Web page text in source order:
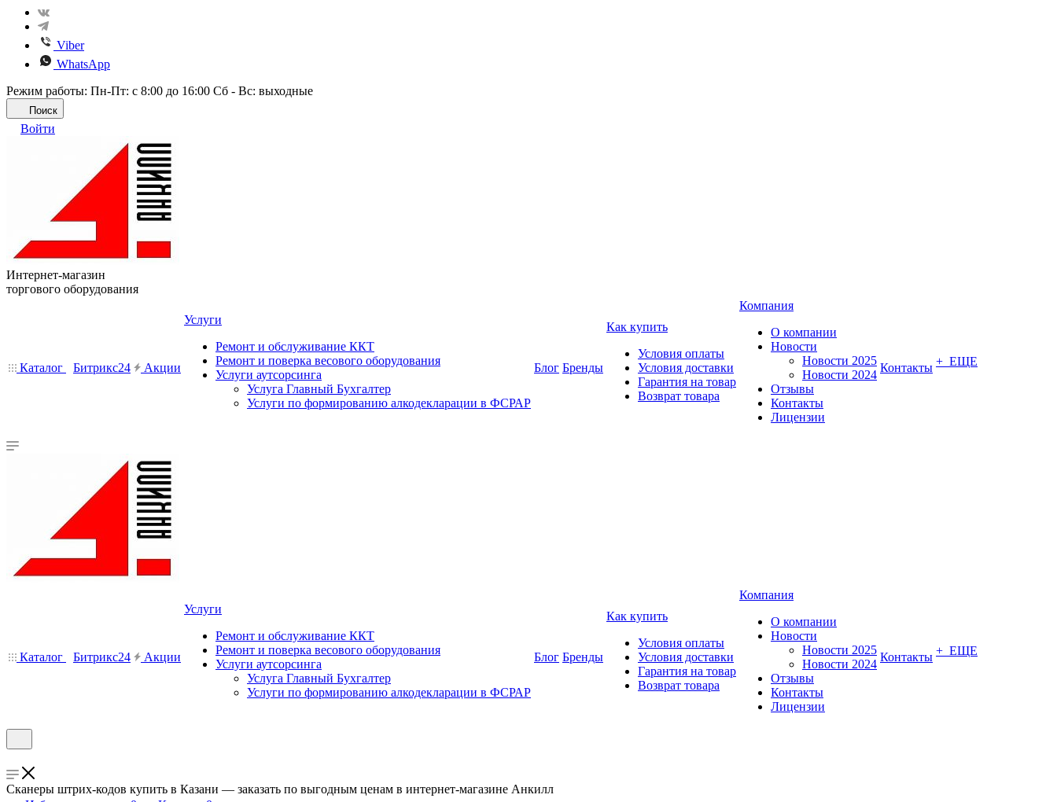
Viber
WhatsApp
Режим работы: Пн-Пт: с 8:00 до 16:00 Сб - Вс: выходные
Поиск
Войти
Интернет-магазин
торгового оборудования
Каталог Битрикс24 Акции
Услуги
Ремонт и обслуживание ККТ
Ремонт и поверка весового оборудования
Услуги аутсорсинга
Услуга Главный Бухгалтер
Услуги по формированию алкодекларации в ФСРАР
Блог Бренды
Как купить
Условия оплаты
Условия доставки
Гарантия на товар
Возврат товара
Компания
О компании
Новости
Новости 2025
Новости 2024
Отзывы
Контакты
Лицензии
Контакты + ЕЩЕ
Каталог Битрикс24 Акции
Услуги
Ремонт и обслуживание ККТ
Ремонт и поверка весового оборудования
Услуги аутсорсинга
Услуга Главный Бухгалтер
Услуги по формированию алкодекларации в ФСРАР
Блог Бренды
Как купить
Условия оплаты
Условия доставки
Гарантия на товар
Возврат товара
Компания
О компании
Новости
Новости 2025
Новости 2024
Отзывы
Контакты
Лицензии
Контакты + ЕЩЕ
Сканеры штрих-кодов купить в Казани — заказать по выгодным ценам в интернет-магазине Анкилл